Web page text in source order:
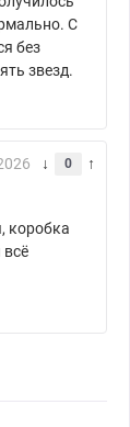
С
без
звезд.
0
коробка